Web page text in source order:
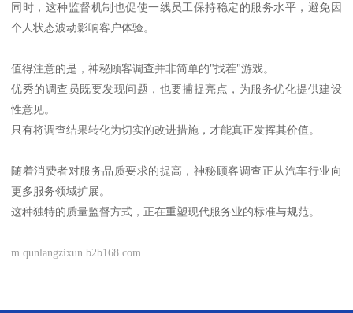
同时，这种监督机制也促使一线员工保持稳定的服务水平，避免因
个人状态波动影响客户体验。
值得注意的是，神秘顾客调查并非简单的"找茬"游戏。
优秀的调查员既要发现问题，也要捕捉亮点，为服务优化提供建设
性意见。
只有将调查结果转化为切实的改进措施，才能真正发挥其价值。
随着消费者对服务品质要求的提高，神秘顾客调查正从汽车行业向
更多服务领域扩展。
这种独特的质量监督方式，正在重塑现代服务业的标准与规范。
m.qunlangzixun.b2b168.com